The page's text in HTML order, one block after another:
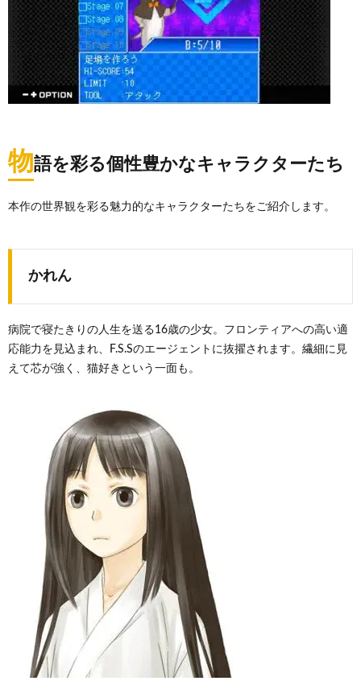
物語を彩る個性豊かなキャラクターたち
本作の世界観を彩る魅力的なキャラクターたちをご紹介します。
かれん
病院で寝たきりの人生を送る16歳の少女。フロンティアへの高い適
応能力を見込まれ、F.S.Sのエージェントに抜擢されます。繊細に見
えて芯が強く、猫好きという一面も。